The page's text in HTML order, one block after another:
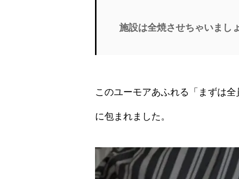
施設は全焼させちゃいまし
このユーモアあふれる「まずは
に包まれました。